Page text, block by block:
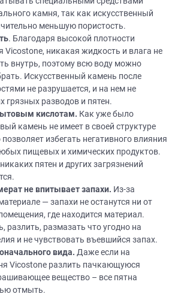
камня, так как искусственный
меньшую пористость.
. Благодаря высокой плотности
Vicostone, никакая жидкость и влага не
внутрь, поэтому всю воду можно
Искусственный камень после
не разрушается, и на нем не
грязных разводов и пятен.
кислотам. Как уже было
камень не имеет в своей структуре
избегать негативного влияния
пищевых и химических продуктов.
пятен и других загрязнений
не впитывает запахи. Из-за
— запахи не останутся ни от
где находится материал.
разлить, размазать что угодно на
и не чувствовать въевшийся запах.
вида. Даже если на
Vicostone разлить пачкающуюся
вещество – все пятна
отмыть.